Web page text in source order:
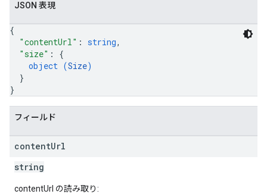
JSON 表現
{
"contentUrl" : string,
"size" : {
object (Size)
}
}
フィールド
contentUrl
string
contentUrl の読み取り: